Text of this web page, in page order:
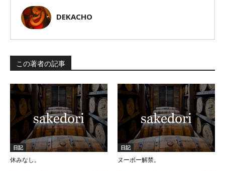
DEKACHO
この著者の記事
日記
休みなし。
日記
ヌーボー解禁。